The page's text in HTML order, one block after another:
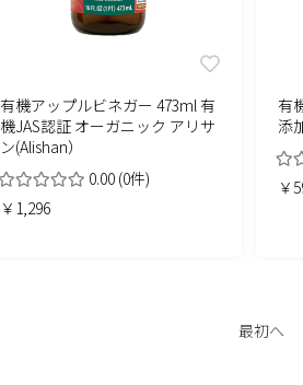
有機アップルビネガー 473ml 有
機JAS認証 オーガニック アリサ
ン(Alishan）
0.00 (0件)
￥1,296
有
添
￥
最初へ